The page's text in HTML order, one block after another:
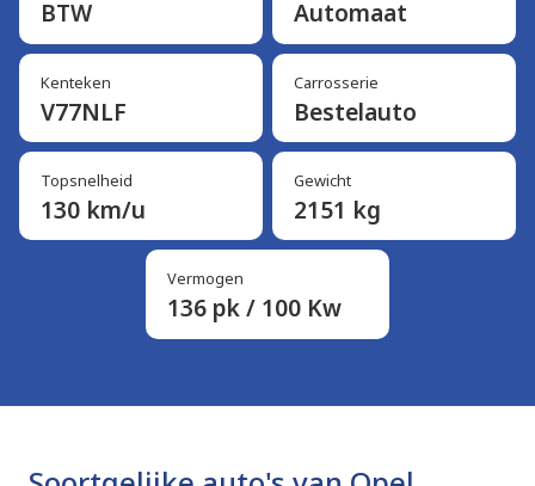
BTW Automaat
Kenteken
V77NLF
Carrosserie
Bestelauto
Topsnelheid
130 km/u
Gewicht
2151 kg
Vermogen
136 pk / 100 Kw